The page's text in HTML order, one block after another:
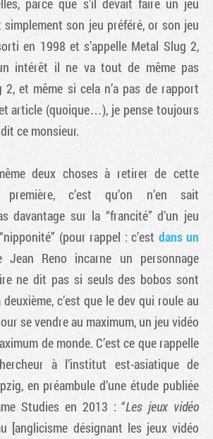
son jeu préféré, or son jeu
en 1998 et s’appelle Metal Slug 2,
intérêt il ne va tout de même pas
2, et même si cela n’a pas de rapport
article (quoique…), je pense toujours
ce monsieur.
deux choses à retirer de cette
c’est qu’on n’en sait
davantage sur la “francité” d’un jeu
(pour rappel : c’est dans un
Jean Reno incarne un personnage
ne dit pas si seuls des bobos sont
deuxième, c’est que le dev qui roule au
se vendre au maximum, un jeu vidéo
de monde. C’est ce que rappelle
à l’institut est-asiatique de
en préambule d’une étude publiée
Studies en 2013 : “Les jeux vidéo
[anglicisme désignant les jeux vidéo